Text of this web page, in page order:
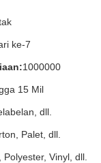
ke-7
1000000
15 Mil
dll.
Palet, dll.
Vinyl, dll.